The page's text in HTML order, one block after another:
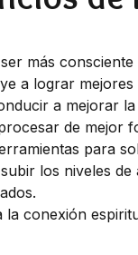
más
a lograr
a mejorar
de mejor
para
los niveles
la conexión